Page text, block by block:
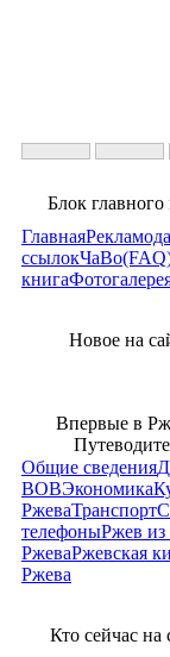
Блок
Главная
ссылок
книга
Новое на
Впервые в
Общие сведения
ВОВЭкономика
РжеваТранспорт
телефоныРжев из
РжеваРжевская
Ржева
Кто сейчас на